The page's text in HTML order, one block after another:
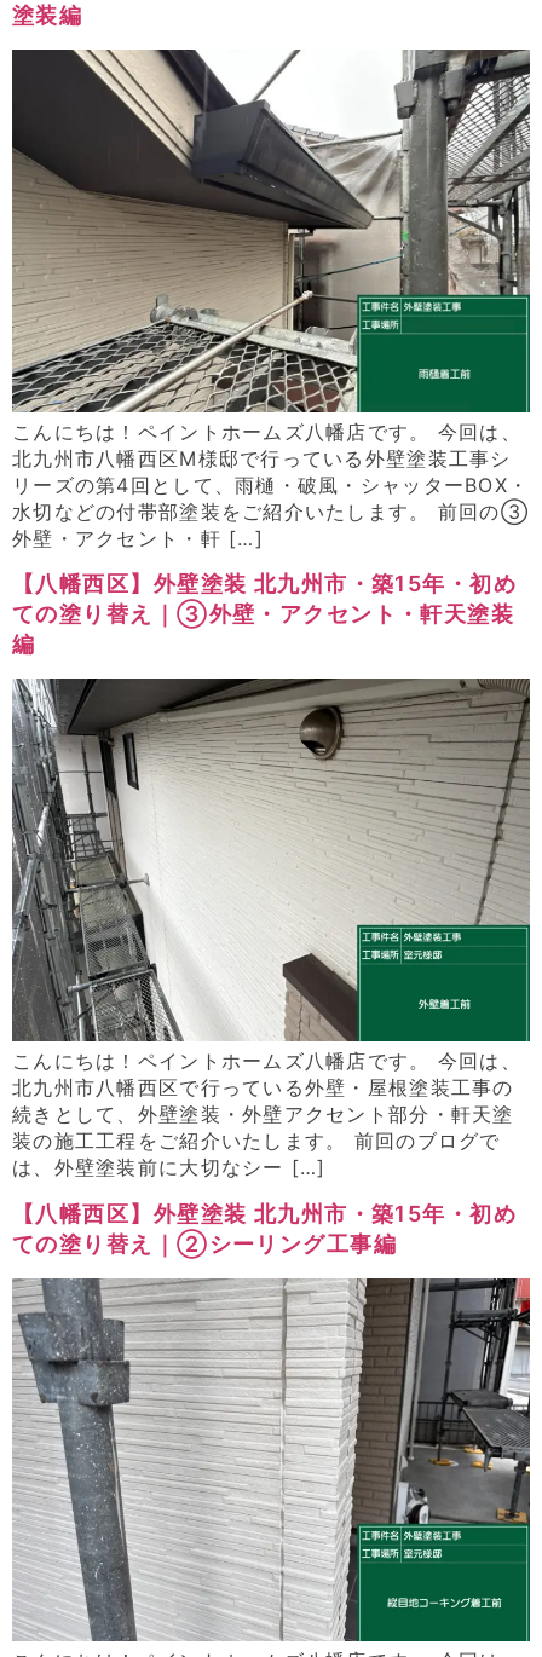
塗装編
こんにちは！ペイントホームズ八幡店です。 今回は、
北九州市八幡西区M様邸で行っている外壁塗装工事シ
リーズの第4回として、雨樋・破風・シャッターBOX・
水切などの付帯部塗装をご紹介いたします。 前回の③
外壁・アクセント・軒 […]
【八幡西区】外壁塗装 北九州市・築15年・初め
ての塗り替え｜③外壁・アクセント・軒天塗装
編
こんにちは！ペイントホームズ八幡店です。 今回は、
北九州市八幡西区で行っている外壁・屋根塗装工事の
続きとして、外壁塗装・外壁アクセント部分・軒天塗
装の施工工程をご紹介いたします。 前回のブログで
は、外壁塗装前に大切なシー […]
【八幡西区】外壁塗装 北九州市・築15年・初め
ての塗り替え｜②シーリング工事編